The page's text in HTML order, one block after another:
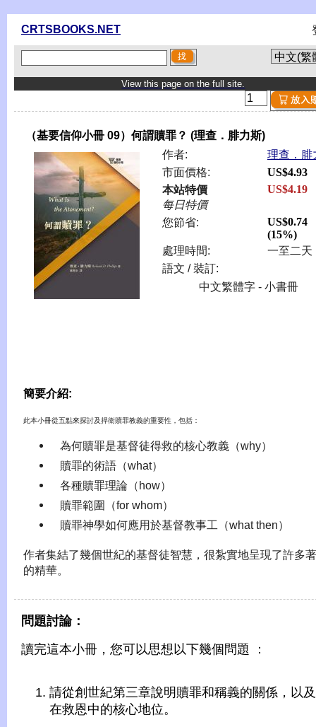
CRTSBOOKS.NET
View this page on the full site.
（基要信仰小冊 09）何謂贖罪？ (理查．腓力斯)
作者:
理查．腓
市面價格:
US$4.93
本站特價
每日特價
US$4.19
您節省:
US$0.74
(15%)
處理時間:
一至二天
語文 / 裝訂:
中文繁體字 - 小書冊
簡要介紹:
此本小冊從五點來探討及捍衛贖罪教義的重要性，包括：
 為何贖罪是基督徒得救的核心教義（why）
 贖罪的術語（what）
 各種贖罪理論（how）
 贖罪範圍（for whom）
 贖罪神學如何應用於基督教事工（what then）
作者集結了幾個世紀的基督徒智慧，很紮實地呈現了許多
的精華。
問題討論：
讀完這本小冊，您可以思想以下幾個問題 ：
請從創世紀第三章說明贖罪和稱義的關係，以
在救恩中的核心地位。